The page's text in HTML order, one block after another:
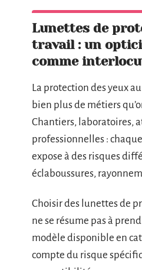
Lunettes de
travail : un
comme
La protection des yeux
bien plus de métiers
Chantiers, laboratoires,
professionnelles :
expose à des risques
éclaboussures,
Choisir des lunettes de
ne se résume pas à
modèle disponible en
compte du risque